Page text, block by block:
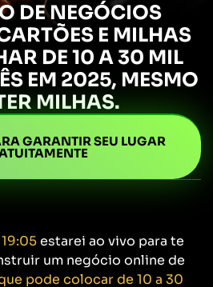
DE NEGÓCIOS
E MILHAS
DE 10 A 30 MIL
EM 2025, MESMO
MILHAS.
GARANTIR SEU LUGAR
estarei ao vivo para te
um negócio online de
pode colocar de 10 a 30